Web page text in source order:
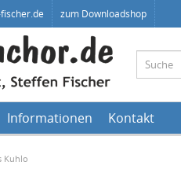
zum Downloadshop
Informationen Kontakt
Kuhlo